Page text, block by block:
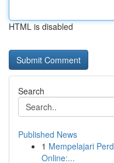
HTML is disabled
Search
Published News
1 Mempelajari
Online:...